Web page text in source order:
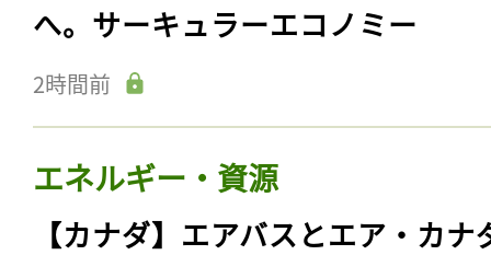
へ。サーキュラーエコノミー
2時間前
エネルギー・資源
【カナダ】エアバスとエア・カナ